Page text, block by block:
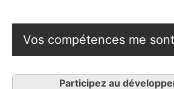
Vos compétences me
Participez au